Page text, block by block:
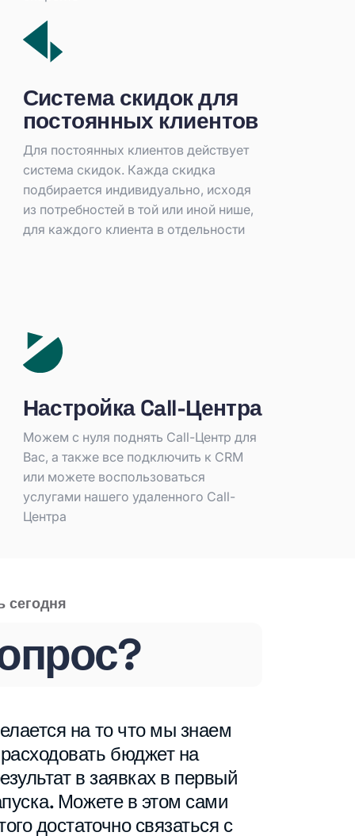
Система скидок для
постоянных клиентов
Для постоянных клиентов действует
система скидок. Кажда скидка
подбирается индивидуально, исходя
из потребностей в той или иной нише,
для каждого клиента в отдельности
Настройка Call-Центра
Можем с нуля поднять Call-Центр для
Вас, а также все подключить к CRM
или можете воспользоваться
услугами нашего удаленного Call-
Центра
сегодня
на то что мы знаем
бюджет на
в заявках в первый
Можете в этом сами
достаточно связаться с